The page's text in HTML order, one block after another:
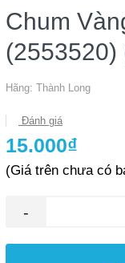
Chum
(2553520)
Hãng: Thành Long
Đánh giá
15.000₫
(Giá trên chưa có
-